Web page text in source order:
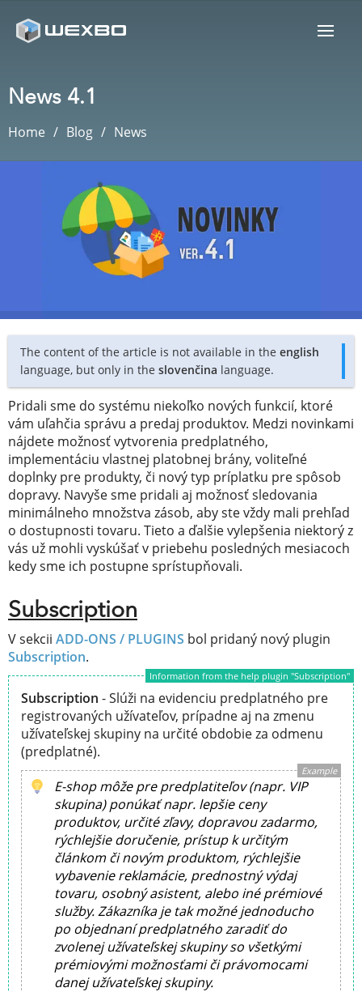
News 4.1
Home Blog News
The content of the article is not available in the english
language, but only in the slovenčina language.
Pridali sme do systému niekoľko nových funkcií, ktoré
vám uľahčia správu a predaj produktov. Medzi novinkami
nájdete možnosť vytvorenia predplatného,
implementáciu vlastnej platobnej brány, voliteľné
doplnky pre produkty, či nový typ príplatku pre spôsob
dopravy. Navyše sme pridali aj možnosť sledovania
minimálneho množstva zásob, aby ste vždy mali prehľad
o dostupnosti tovaru. Tieto a ďalšie vylepšenia niektorý z
vás už mohli vyskúšať v priebehu posledných mesiacoch
kedy sme ich postupne sprístupňovali.
Subscription
V sekcii ADD-ONS / PLUGINS bol pridaný nový plugin
Subscription.
Information from the help plugin "Subscription"
Subscription - Slúži na evidenciu predplatného pre
registrovaných užívateľov, prípadne aj na zmenu
užívateľskej skupiny na určité obdobie za odmenu
(predplatné).
Example
E-shop môže pre predplatiteľov (napr. VIP
skupina) ponúkať napr. lepšie ceny
produktov, určité zľavy, dopravou zadarmo,
rýchlejšie doručenie, prístup k určitým
článkom či novým produktom, rýchlejšie
vybavenie reklamácie, prednostný výdaj
tovaru, osobný asistent, alebo iné prémiové
služby. Zákazníka je tak možné jednoducho
po objednaní predplatného zaradiť do
zvolenej užívateľskej skupiny so všetkými
prémiovými možnosťami či právomocami
danej užívateľskej skupiny.